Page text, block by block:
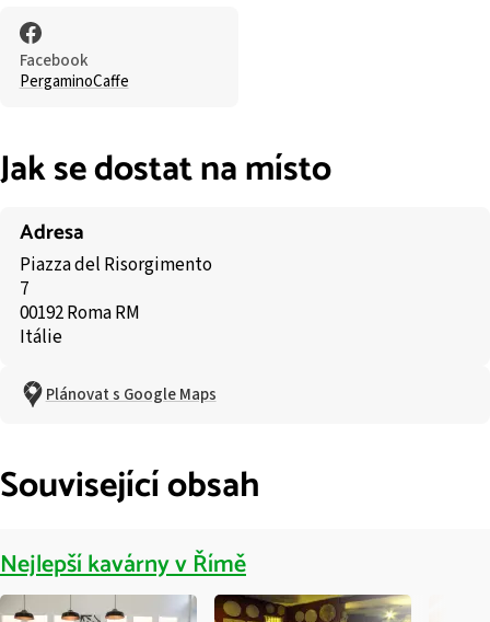
Facebook
PergaminoCaffe
Jak se dostat na místo
Adresa
Piazza del Risorgimento
7
00192 Roma RM
Itálie
Plánovat s Google Maps
Související obsah
Nejlepší kavárny v Římě